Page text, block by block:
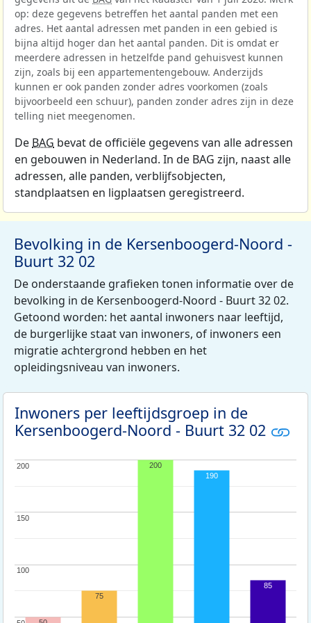
op: deze gegevens betreffen het aantal panden met een
adres. Het aantal adressen met panden in een gebied is
bijna altijd hoger dan het aantal panden. Dit is omdat er
meerdere adressen in hetzelfde pand gehuisvest kunnen
zijn, zoals bij een appartementengebouw. Anderzijds
kunnen er ook panden zonder adres voorkomen (zoals
bijvoorbeeld een schuur), panden zonder adres zijn in deze
telling niet meegenomen.
De BAG bevat de officiële gegevens van alle adressen
en gebouwen in Nederland. In de BAG zijn, naast alle
adressen, alle panden, verblijfsobjecten,
standplaatsen en ligplaatsen geregistreerd.
Bevolking in de Kersenboogerd-Noord -
Buurt 32 02
De onderstaande grafieken tonen informatie over de
bevolking in de Kersenboogerd-Noord - Buurt 32 02.
Getoond worden: het aantal inwoners naar leeftijd,
de burgerlijke staat van inwoners, of inwoners een
migratie achtergrond hebben en het
opleidingsniveau van inwoners.
Inwoners per leeftijdsgroep in de
Kersenboogerd-Noord - Buurt 32 02
100
100
150
150
200
200
75
200
190
85